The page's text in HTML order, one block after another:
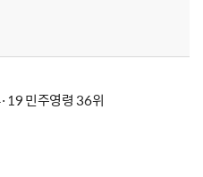
민주영령 36위